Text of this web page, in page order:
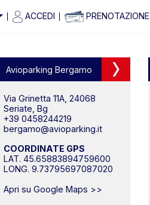
ACCEDI PRENOTAZIONE
Avioparking Bergamo
Via Grinetta 11A, 24068
Seriate, Bg
+39 0458244219
bergamo@avioparking.it
COORDINATE GPS
LAT. 45.65883894759600
LONG. 9.73795697087020
Apri su Google Maps >>